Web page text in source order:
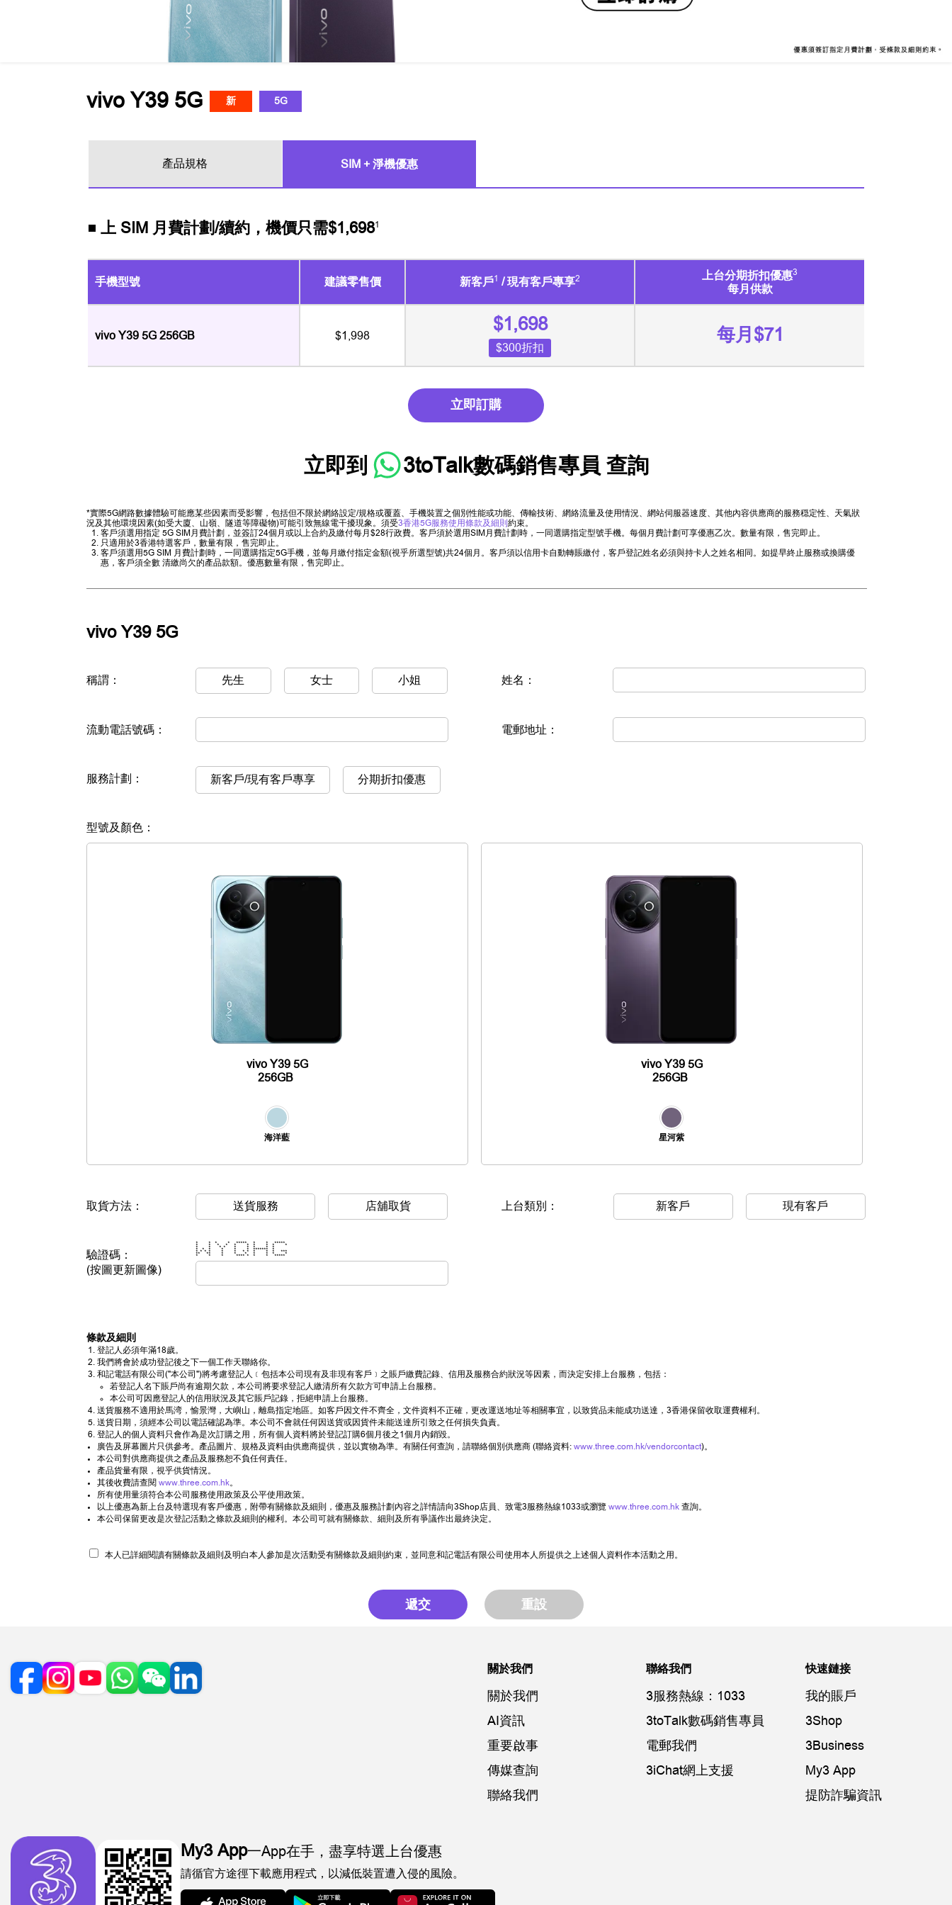
vivo Y39 5G 新 5G
產品規格 SIM + 淨機優惠
上 SIM 月費計劃/續約，機價只需$1,6981
手機型號 建議零售價 新客戶1 / 現有客戶專享2 上台分期折扣優惠3
每月供款
vivo Y39 5G 256GB $1,998
$1,698
$300折扣
每月$71
立即訂購
立即到 3toTalk數碼銷售專員 查詢
*實際5G網路數據體驗可能應某些因素而受影響，包括但不限於網絡設定/規格或覆蓋、手機裝置之個別性能或功能、傳輸技術、網絡流量及使用情況、網站伺服器速度、其他內容供應商的服務穏定性、天氣狀
況及其他環境因素(如受大廈、山嶺、隧道等障礙物)可能引致無線電干擾現象。須受3香港5G服務使用條款及細則 約束。
客戶須選用指定 5G SIM月費計劃，並簽訂24個月或以上合約及繳付每月$28行政費。客戶須於選用SIM月費計劃時，一同選購指定型號手機。每個月費計劃可享優惠乙次。數量有限，售完即止。
只適用於3香港特選客戶，數量有限，售完即止。
客戶須選用5G SIM 月費計劃時，一同選購指定5G手機，並每月繳付指定金額(視乎所選型號)共24個月。客戶須以信用卡自動轉賬繳付，客戶登記姓名必須與持卡人之姓名相同。如提早終止服務或換購優
惠，客戶須全數 清繳尚欠的產品款額。優惠數量有限，售完即止。
vivo Y39 5G
稱謂： 先生 女士 小姐 姓名：
流動電話號碼： 電郵地址：
服務計劃： 新客戶/現有客戶專享 分期折扣優惠
型號及顏色：
vivo Y39 5G
256GB
海洋藍
vivo Y39 5G
256GB
星河紫
取貨方法： 送貨服務 店舖取貨 上台類別： 新客戶 現有客戶
驗證碼：
(按圖更新圖像)
* * * * ***** * * *****
* * * * * * * * * *
* * * * * * * * *
* * * * * * ******* *
* * * * * * * * * * * ***
** ** * * * * * * *
* * * **** * * * *****
條款及細則
登記人必須年滿18歲。
我們將會於成功登記後之下一個工作天聯絡你。
和記電話有限公司("本公司")將考慮登記人﹝包括本公司現有及非現有客戶﹞之賬戶繳費記錄、信用及服務合約狀況等因素，而決定安排上台服務，包括：
若登記人名下賬戶尚有逾期欠款，本公司將要求登記人繳清所有欠款方可申請上台服務。
本公司可因應登記人的信用狀況及其它賬戶記錄，拒絕申請上台服務。
送貨服務不適用於馬湾，愉景灣，大嶼山，離島指定地區。如客戶因文件不齊全，文件資料不正確，更改運送地址等相關事宜，以致貨品未能成功送達，3香港保留收取運費權利。
送貨日期，須經本公司以電話確認為準。本公司不會就任何因送貨或因貨件未能送達所引致之任何損失負責。
登記人的個人資料只會作為是次訂購之用，所有個人資料將於登記訂購6個月後之1個月內銷毀。
廣告及屏幕圖片只供參考。產品圖片、規格及資料由供應商提供，並以實物為準。有關任何查詢，請聯絡個別供應商 (聯絡資料: www.three.com.hk/vendorcontact)。
本公司對供應商提供之產品及服務恕不負任何責任。
產品貨量有限，視乎供貨情況。
其後收費請查閱 www.three.com.hk。
所有使用量須符合本公司服務使用政策及公平使用政策。
以上優惠為新上台及特選現有客戶優惠，附帶有關條款及細則，優惠及服務計劃內容之詳情請向3Shop店員、致電3服務熱線1033或瀏覽 www.three.com.hk 查詢。
本公司保留更改是次登記活動之條款及細則的權利。本公司可就有關條款、細則及所有爭議作出最終決定。
本人已詳細閱讀有關條款及細則及明白本人參加是次活動受有關條款及細則約束，並同意和記電話有限公司使用本人所提供之上述個人資料作本活動之用。
遞交 重設
關於我們
關於我們
AI資訊
重要啟事
傳媒查詢
聯絡我們
聯絡我們
3服務熱線：1033
3toTalk數碼銷售專員
電郵我們
3iChat網上支援
快速鏈接
我的賬戶
3Shop
3Business
My3 App
提防詐騙資訊
My3 App一App在手， 盡享特選上台優惠
請循官方途徑下載應用程式，以減低裝置遭入侵的風險。